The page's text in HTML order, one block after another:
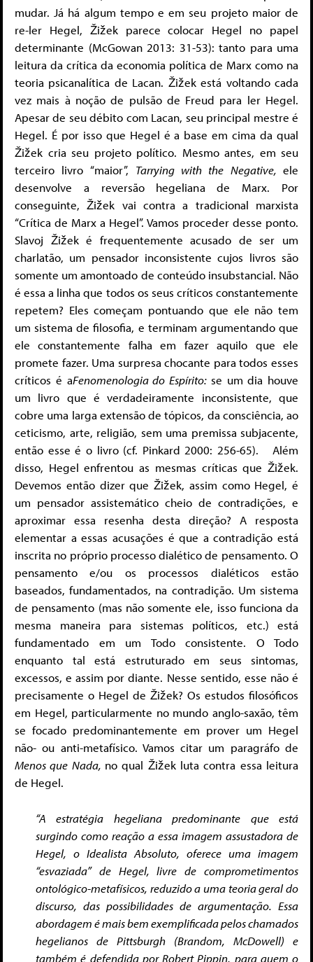
mudar. Já há algum tempo e em seu projeto maior de
re-ler Hegel, Žižek parece colocar Hegel no papel
determinante (McGowan 2013: 31-53): tanto para uma
leitura da crítica da economia política de Marx como na
teoria psicanalítica de Lacan. Žižek está voltando cada
vez mais à noção de pulsão de Freud para ler Hegel.
Apesar de seu débito com Lacan, seu principal mestre é
Hegel. É por isso que Hegel é a base em cima da qual
Žižek cria seu projeto político. Mesmo antes, em seu
terceiro livro “maior”, Tarrying with the Negative,ele
desenvolve a reversão hegeliana de Marx. Por
conseguinte, Žižek vai contra a tradicional marxista
“Crítica de Marx a Hegel”. Vamos proceder desse ponto.
Slavoj Žižek é frequentemente acusado de ser um
charlatão, um pensador inconsistente cujos livros são
somente um amontoado de conteúdo insubstancial. Não
é essa a linha que todos os seus críticos constantemente
repetem? Eles começam pontuando que ele não tem
um sistema de filosofia, e terminam argumentando que
ele constantemente falha em fazer aquilo que ele
promete fazer. Uma surpresa chocante para todos esses
críticos é aFenomenologia do Espírito: se um dia houve
um livro que é verdadeiramente inconsistente, que
cobre uma larga extensão de tópicos, da consciência, ao
ceticismo, arte, religião, sem uma premissa subjacente,
então esse é o livro (cf. Pinkard 2000: 256-65). Além
disso, Hegel enfrentou as mesmas críticas que Žižek.
Devemos então dizer que Žižek, assim como Hegel, é
um pensador assistemático cheio de contradições, e
aproximar essa resenha desta direção? A resposta
elementar a essas acusações é que a contradição está
inscrita no próprio processo dialético de pensamento. O
pensamento e/ou os processos dialéticos estão
baseados, fundamentados, na contradição. Um sistema
de pensamento (mas não somente ele, isso funciona da
mesma maneira para sistemas políticos, etc.) está
fundamentado em um Todo consistente. O Todo
enquanto tal está estruturado em seus sintomas,
excessos, e assim por diante. Nesse sentido, esse não é
precisamente o Hegel de Žižek? Os estudos filosóficos
em Hegel, particularmente no mundo anglo-saxão, têm
se focado predominantemente em prover um Hegel
não- ou anti-metafísico. Vamos citar um paragráfo de
Menos que Nada, no qual Žižek luta contra essa leitura
de Hegel.
“A estratégia hegeliana predominante que está
surgindo como reação a essa imagem assustadora de
Hegel, o Idealista Absoluto, oferece uma imagem
“esvaziada” de Hegel, livre de comprometimentos
ontológico-metafísicos, reduzido a uma teoria geral do
discurso, das possibilidades de argumentação. Essa
abordagem é mais bem exemplificada pelos chamados
hegelianos de Pittsburgh (Brandom, McDowell) e
também é defendida por Robert Pippin, para quem o